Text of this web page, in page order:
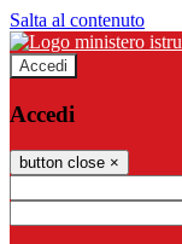
Salta al contenuto
Accedi
Accedi
button close ×